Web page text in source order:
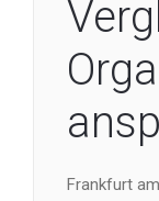
Frankfurt